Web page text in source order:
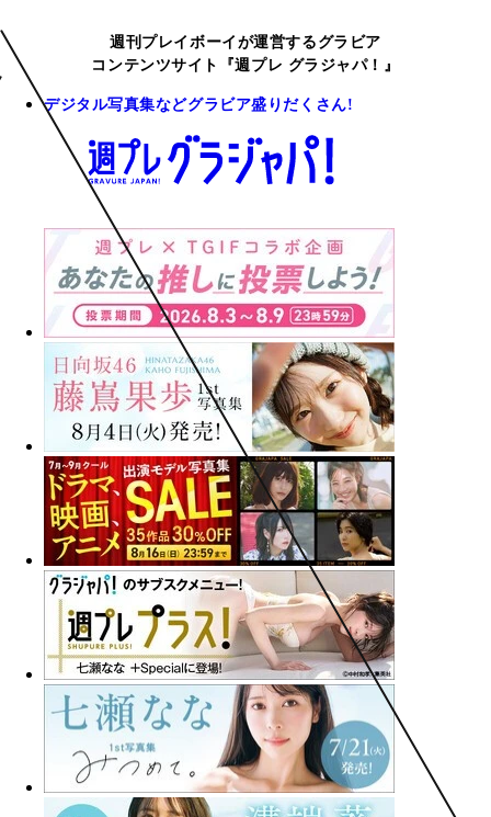
週刊プレイボーイが運営するグラビア
コンテンツサイト『週プレ グラジャパ！』
デジタル写真集などグラビア盛りだくさん!